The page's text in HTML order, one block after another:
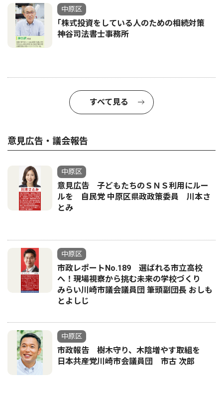
中原区
｢株式投資をしている人のための相続対策
神谷司法書士事務所
すべて見る
意見広告・議会報告
中原区
意見広告 子どもたちのＳＮＳ利用にルー
ルを 自民党 中原区県政政策委員 川本さ
とみ
中原区
市政レポートNo.189 選ばれる市立高校
へ！現場視察から挑む未来の学校づくり
みらい川崎市議会議員団 筆頭副団長 おしも
とよしじ
中原区
市政報告 樹木守り、木陰増やす取組を
日本共産党川崎市会議員団 市古 次郎